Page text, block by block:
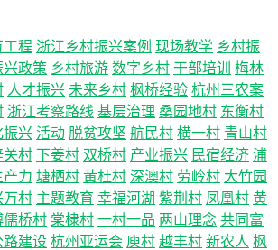
工程 浙江乡村振兴案例 现场教学 乡村振
兴政策 乡村旅游 数字乡村 干部培训
梅林
人才振兴 未来乡村 枫桥经验 杭州三农案
浙江考察路线 基层治理 桑园地村 东衡村
振兴 活动 脱贫攻坚 航民村 横一村 青山村
关村 下姜村 双桥村 产业振兴 民宿经济 浦
产力 塘栖村 黄杜村 深澳村 劳岭村 大竹园
万村 主题教育 幸福河湖 紫荆村 凤凰村 黄
儒桥村 棠棣村 一村一品 两山理念 共同富
路建设 杭州亚运会 庾村 越丰村 新农人 枫